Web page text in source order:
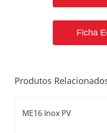
Ficha
Produtos
ME16 Inox PV